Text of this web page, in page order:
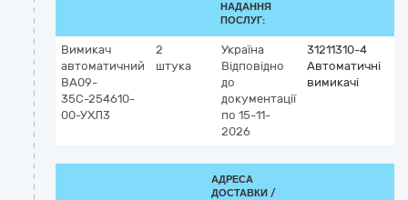
НАДАННЯ
ПОСЛУГ:
Вимикач
автоматичний
ВА09-
35С-254610-
00-УХЛ3
2
штука
Україна
Відповідно
до
документації
по 15-11-
2026
31211310-4
Автоматичні
вимикачі
АДРЕСА
ДОСТАВКИ /